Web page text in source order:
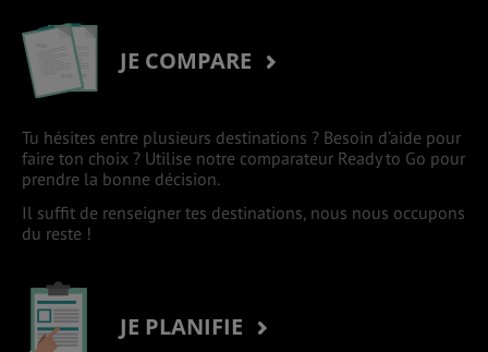
JE COMPARE
Tu hésites entre plusieurs destinations ? Besoin d’aide pour
faire ton choix ? Utilise notre comparateur Ready to Go pour
prendre la bonne décision.
Il suffit de renseigner tes destinations, nous nous occupons
du reste !
JE PLANIFIE